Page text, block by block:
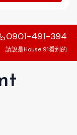
0901-491-394
請說是House 91看到的